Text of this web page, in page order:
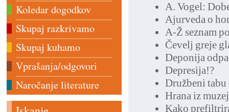
A. Vogel:
Ajurveda o
A-Ž seznam
Čevelj greje
Deponija
Depresija!?
Družbeni tabu
Hrana iz
Kako
Koledar dogodkov
Skupaj razkrivamo
Skupaj kuhamo
Vprašanja/odgovori
Naročanje literature